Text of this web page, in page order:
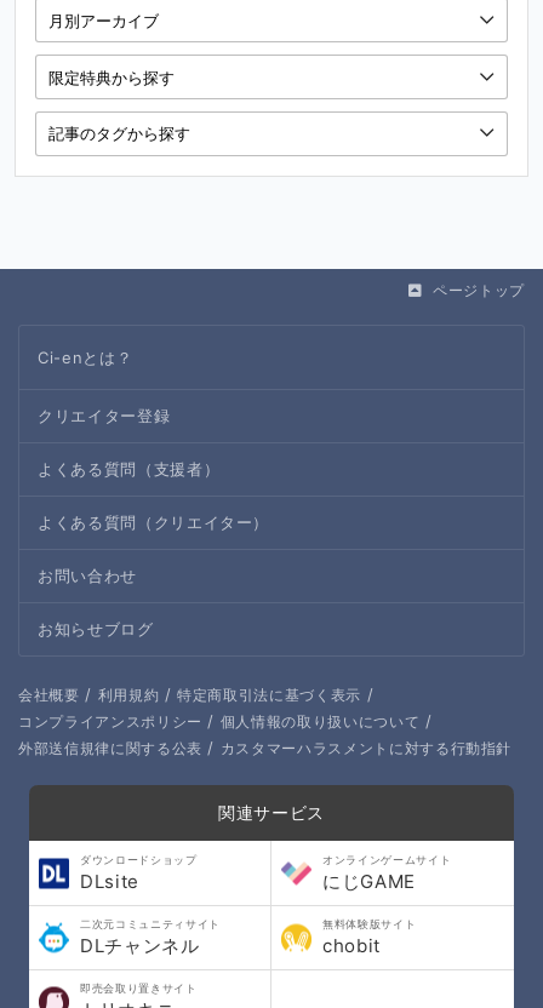
ページトップ
Ci-enとは？
クリエイター登録
よくある質問（支援者）
よくある質問（クリエイター）
お問い合わせ
お知らせブログ
会社概要 / 利用規約 / 特定商取引法に基づく表示 /
コンプライアンスポリシー / 個人情報の取り扱いについて /
外部送信規律に関する公表 / カスタマーハラスメントに対する行動指針
関連サービス
ダウンロードショップ
DLsite
オンラインゲームサイト
にじGAME
二次元コミュニティサイト
DLチャンネル
無料体験版サイト
chobit
即売会取り置きサイト